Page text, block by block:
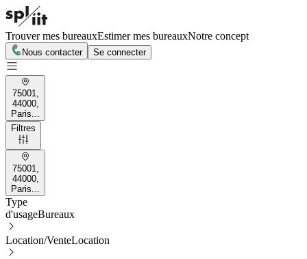
Trouver mes bureauxEstimer mes bureauxNotre concept
Nous contacter Se connecter
75001,
44000,
Paris...
Filtres
75001,
44000,
Paris...
Type
d'usageBureaux
Location/VenteLocation